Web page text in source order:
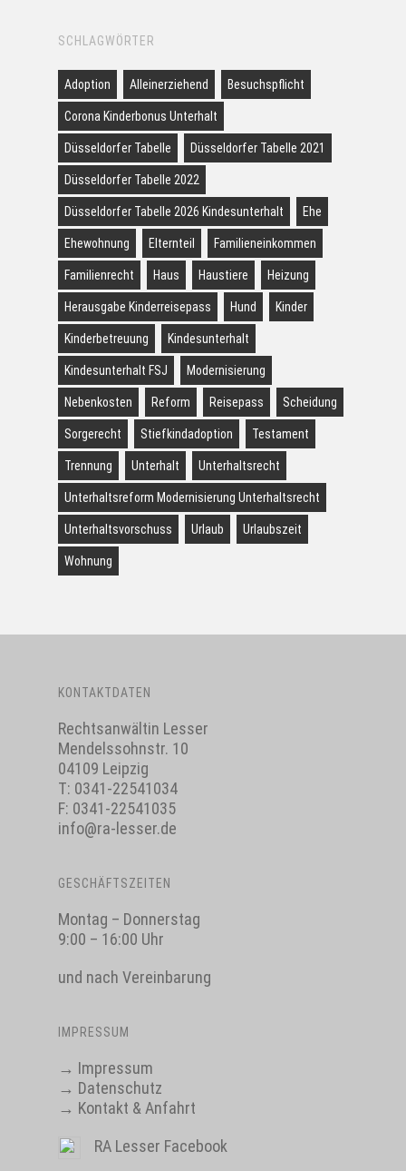
SCHLAGWÖRTER
Adoption Alleinerziehend Besuchspflicht
Corona Kinderbonus Unterhalt
Düsseldorfer Tabelle Düsseldorfer Tabelle 2021
Düsseldorfer Tabelle 2022
Düsseldorfer Tabelle 2026 Kindesunterhalt Ehe
Ehewohnung Elternteil Familieneinkommen
Familienrecht Haus Haustiere Heizung
Herausgabe Kinderreisepass Hund Kinder
Kinderbetreuung Kindesunterhalt
Kindesunterhalt FSJ Modernisierung
Nebenkosten Reform Reisepass Scheidung
Sorgerecht Stiefkindadoption Testament
Trennung Unterhalt Unterhaltsrecht
Unterhaltsreform Modernisierung Unterhaltsrecht
Unterhaltsvorschuss Urlaub Urlaubszeit
Wohnung
KONTAKTDATEN
Rechtsanwältin Lesser
Mendelssohnstr. 10
04109 Leipzig
T: 0341-22541034
F: 0341-22541035
info@ra-lesser.de
GESCHÄFTSZEITEN
Montag – Donnerstag
9:00 – 16:00 Uhr
und nach Vereinbarung
IMPRESSUM
→ Impressum
→ Datenschutz
→ Kontakt & Anfahrt
RA Lesser Facebook